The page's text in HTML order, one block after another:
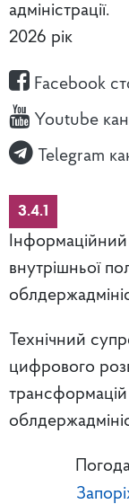
адміністрації.
2026 рік
Facebook
Youtube
Telegram
3.4.1
внутрішньої
Технічний
цифрового
трансформацій